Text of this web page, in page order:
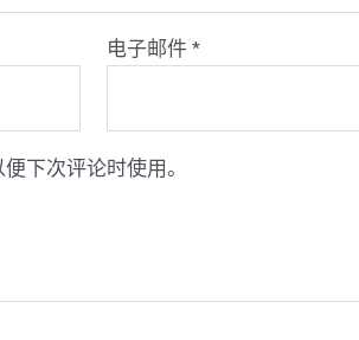
电子邮件*
下次评论时使用。